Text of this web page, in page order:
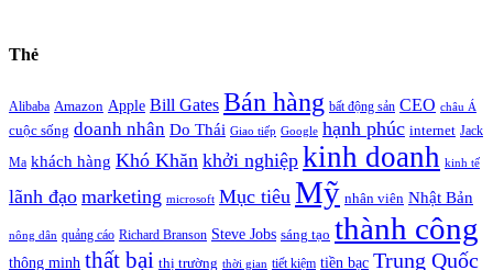
Thẻ
Alibaba Amazon Apple Bill Gates Bán hàng bất động sản CEO châu Á
cuộc sống doanh nhân Do Thái Giao tiếp Google hạnh phúc internet Jack
Ma khách hàng Khó Khăn khởi nghiệp kinh doanh kinh tế
lãnh đạo marketing microsoft Mục tiêu Mỹ nhân viên Nhật Bản
nông dân quảng cáo Richard Branson Steve Jobs sáng tạo thành công
thông minh thất bại thị trường thời gian tiết kiệm tiền bạc Trung Quốc